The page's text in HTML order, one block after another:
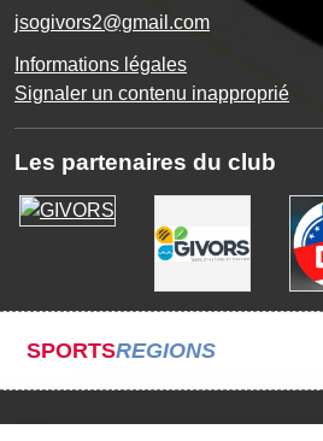
jsogivors2@gmail.com
Informations légales
Signaler un contenu inapproprié
Les partenaires du club
SPORTSREGIONS